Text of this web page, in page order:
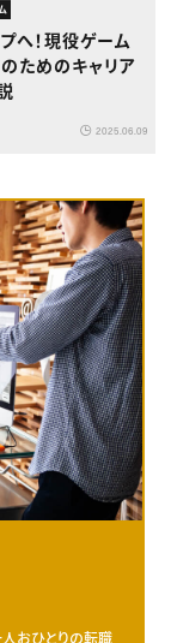
へ！現役ゲーム
ためのキャリア
2025.06.09
人おひとりの転職